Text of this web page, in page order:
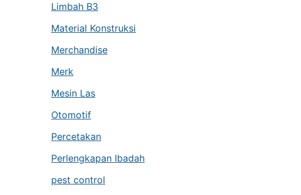
Limbah B3
Material Konstruksi
Merchandise
Merk
Mesin Las
Otomotif
Percetakan
Perlengkapan Ibadah
pest control